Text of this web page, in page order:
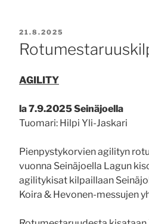
JULKAISTU
21.8.2025
AGILITY
la 7.9.2025 Seinäjoella
Tuomari: Hilpi Yli-Jaskari
Pienpystykorvien agilityn
vuonna Seinäjoella Lagun
agilitykisat kilpaillaan
Koira & Hevonen-messujen